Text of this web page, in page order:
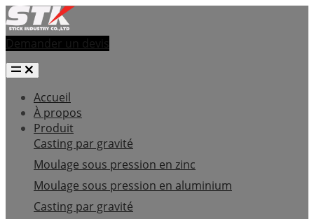
Demander un devis
Accueil
À propos
Produit
Casting par gravité
Moulage sous pression en zinc
Moulage sous pression en aluminium
Casting par gravité